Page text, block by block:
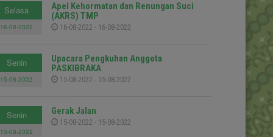
Selasa
16-08-2022
Apel Kehormatan dan Renungan Suci
(AKRS) TMP
16-08-2022 - 16-08-2022
Senin
15-08-2022
Upacara Pengkuhan Anggota
PASKIBRAKA
15-08-2022 - 15-08-2022
Senin
15-08-2022
Gerak Jalan
15-08-2022 - 15-08-2022